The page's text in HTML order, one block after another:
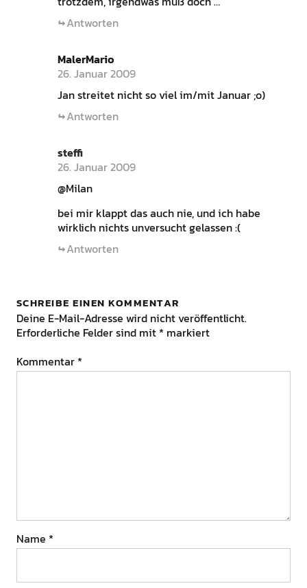
Antworten
MalerMario
26. Januar 2009
Jan streitet nicht so viel im/mit Januar ;o)
Antworten
steffi
26. Januar 2009
@Milan
bei mir klappt das auch nie, und ich habe
wirklich nichts unversucht gelassen :(
Antworten
SCHREIBE EINEN KOMMENTAR
Deine E-Mail-Adresse wird nicht veröffentlicht.
Erforderliche Felder sind mit * markiert
Kommentar *
Name *